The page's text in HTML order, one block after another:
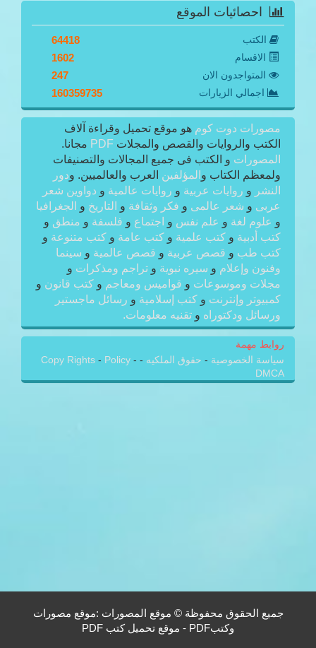
احصائيات الموقع
الكتب 64418
الاقسام 1602
المتواجدون الان 247
اجمالي الزيارات 160359735
مصورات دوت كوم هو موقع تحميل وقراءة آلاف
الكتب والروايات والقصص والمجلات PDF مجانا.
المصورات و الكتب فى جميع المجالات والتصنيفات
ولمعظم الكتاب و المؤلفين العرب والعالميين. ودور
النشر و روايات عربية و روايات عالمية و دواوين شعر
عربى و شعر عالمى و فكر وثقافة و التاريخ و الجغرافيا
و علوم لغة و علم نفس و اجتماع و فلسفة و منطق و
كتب أدبية و كتب علمية و كتب عامة و كتب متنوعة و
كتب طب و قصص عربية و قصص عالمية و سينما
وفنون وإعلام و سيره نبوية و تراجم ومذكرات و
مجلات وموسوعات و قواميس ومعاجم و كتب قانون و
كمبيوتر وإنترنت و كتب إسلامية و رسائل ماجستير
ورسائل ودكتوراه و تقنيه معلومات.
روابط مهمة
سياسة الخصوصية - حقوق الملكيه -
Copy Rights - Policy -
DMCA
جميع الحقوق محفوظة © موقع المصورات :موقع مصورات
وكتبPDF - موقع تحميل كتب PDF